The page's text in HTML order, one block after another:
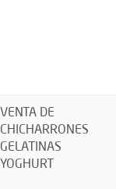
VENTA DE
CHICHARRONES
GELATINAS
YOGHURT